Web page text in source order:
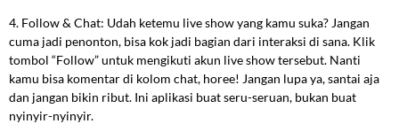
4. Follow & Chat: Udah ketemu live show yang kamu suka? Jangan
cuma jadi penonton, bisa kok jadi bagian dari interaksi di sana. Klik
tombol “Follow” untuk mengikuti akun live show tersebut. Nanti
kamu bisa komentar di kolom chat, horee! Jangan lupa ya, santai aja
dan jangan bikin ribut. Ini aplikasi buat seru-seruan, bukan buat
nyinyir-nyinyir.